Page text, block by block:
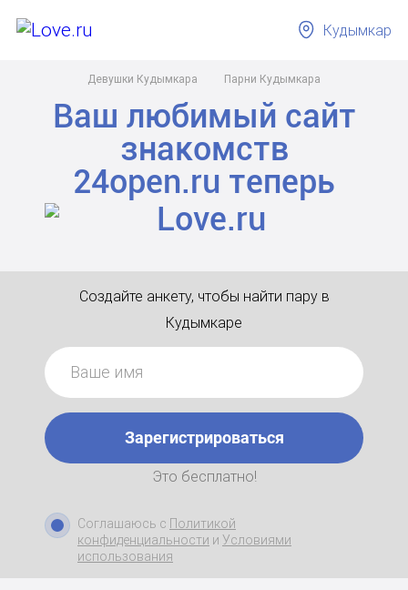
Девушки Кудымкара Парни Кудымкара
Кудымкар
Ваш любимый сайт
знакомств
24open.ru теперь
Создайте анкету, чтобы найти пару в
Кудымкаре
Зарегистрироваться
Это бесплатно!
Соглашаюсь с Политикой
конфиденциальности и Условиями
использования